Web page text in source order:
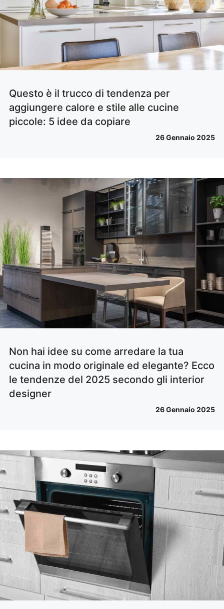
Questo è il trucco di tendenza per
aggiungere calore e stile alle cucine
piccole: 5 idee da copiare
26 Gennaio 2025
Non hai idee su come arredare la tua
cucina in modo originale ed elegante? Ecco
le tendenze del 2025 secondo gli interior
designer
26 Gennaio 2025